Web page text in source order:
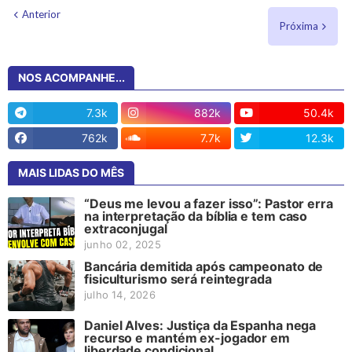
Anterior
Próxima
NOS ACOMPANHE...
7.3k 882k
50.4k
762k
7.7k 12.3k
MAIS LIDAS DO MÊS
“Deus me levou a fazer isso”: Pastor erra
na interpretação da bíblia e tem caso
extraconjugal
junho 02, 2025
Bancária demitida após campeonato de
fisiculturismo será reintegrada
julho 14, 2026
Daniel Alves: Justiça da Espanha nega
recurso e mantém ex-jogador em